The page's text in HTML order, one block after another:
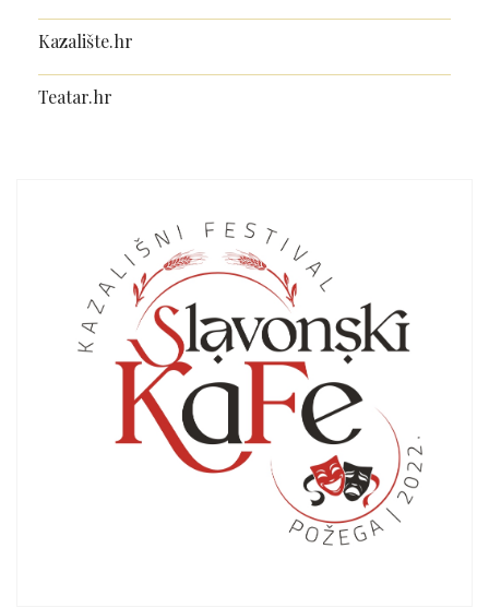
Kazalište.hr
Teatar.hr